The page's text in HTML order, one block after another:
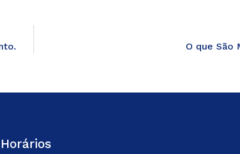
O que São
Horários